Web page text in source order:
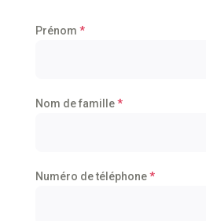
Prénom *
Nom de famille*
Numéro de téléphone*